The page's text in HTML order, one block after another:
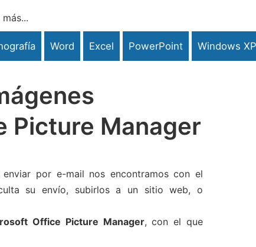
Word Excel PowerPoint Windows XP
Picture Manager
por e-mail nos encontramos con el
su envío, subirlos a un sitio web, o
Office Picture Manager, con el que